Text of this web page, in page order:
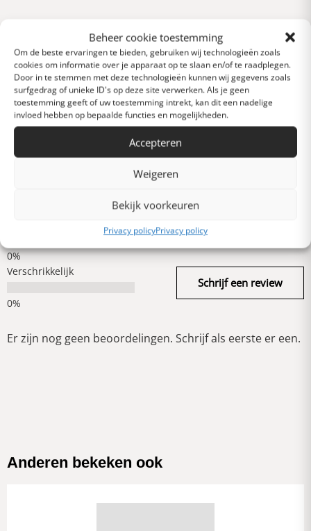
Beheer cookie toestemming
Om de beste ervaringen te bieden, gebruiken wij technologieën zoals
cookies om informatie over je apparaat op te slaan en/of te raadplegen.
Door in te stemmen met deze technologieën kunnen wij gegevens zoals
surfgedrag of unieke ID's op deze site verwerken. Als je geen
toestemming geeft of uw toestemming intrekt, kan dit een nadelige
invloed hebben op bepaalde functies en mogelijkheden.
Accepteren
Weigeren
Bekijk voorkeuren
Privacy policyPrivacy policy
0 van 5 sterren (op
basis van 0 reviews)
Uitstekend
Heel goed
Verschrikkelijk
Schrijf een review
Er zijn nog geen beoordelingen. Schrijf als eerste er een.
Anderen bekeken ook